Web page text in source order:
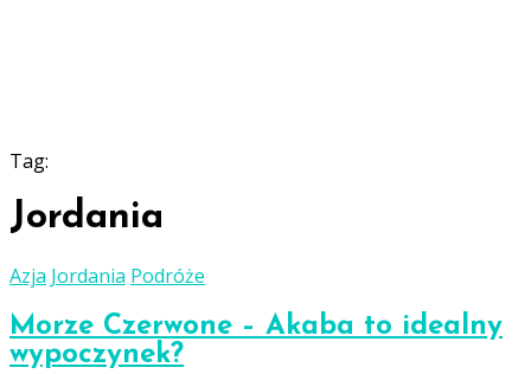
Tag:
Jordania
Azja Jordania Podróże
Morze Czerwone – Akaba to idealny
wypoczynek?